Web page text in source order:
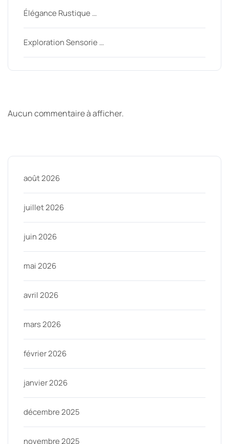
Élégance Rustique …
Exploration Sensorie …
Aucun commentaire à afficher.
août 2026
juillet 2026
juin 2026
mai 2026
avril 2026
mars 2026
février 2026
janvier 2026
décembre 2025
novembre 2025